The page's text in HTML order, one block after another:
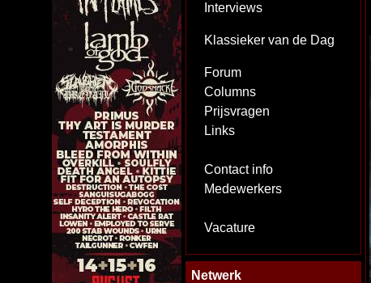
Interviews
Klassieker van de Dag
Forum
Columns
Prijsvragen
Links
Contact info
Medewerkers
Vacature
Netwerk